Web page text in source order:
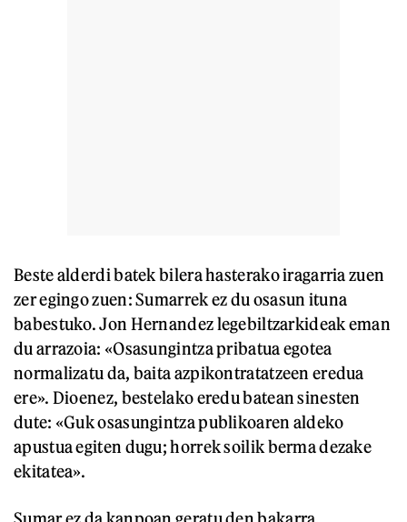
Beste alderdi batek bilera hasterako iragarria zuen
zer egingo zuen: Sumarrek ez du osasun ituna
babestuko. Jon Hernandez legebiltzarkideak eman
du arrazoia: «Osasungintza pribatua egotea
normalizatu da, baita azpikontratatzeen eredua
ere». Dioenez, bestelako eredu batean sinesten
dute: «Guk osasungintza publikoaren aldeko
apustua egiten dugu; horrek soilik berma dezake
ekitatea».
Sumar ez da kanpoan geratu den bakarra.